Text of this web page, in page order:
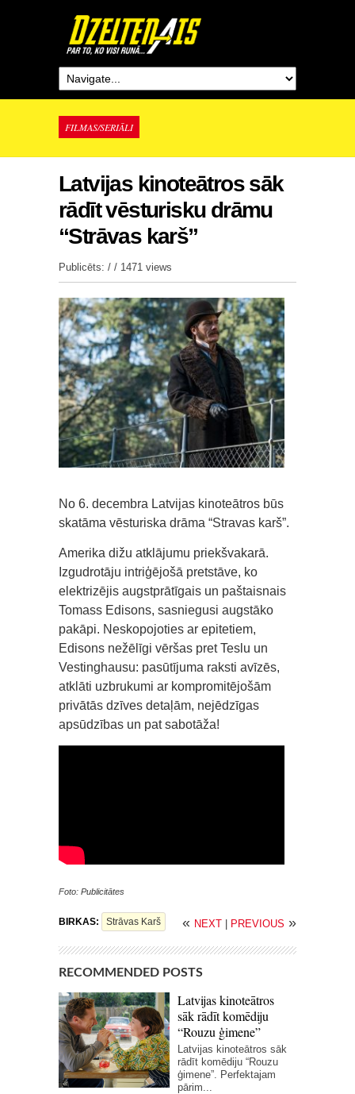
FILMAS/SERIĀLI
Latvijas kinoteātros sāk
rādīt vēsturisku drāmu
“Strāvas karš”
Publicēts: / / 1471 views
No 6. decembra Latvijas kinoteātros būs
skatāma vēsturiska drāma “Stravas karš”.
Amerika dižu atklājumu priekšvakarā.
Izgudrotāju intriģējošā pretstāve, ko
elektrizējis augstprātīgais un paštaisnais
Tomass Edisons, sasniegusi augstāko
pakāpi. Neskopojoties ar epitetiem,
Edisons nežēlīgi vēršas pret Teslu un
Vestinghausu: pasūtījuma raksti avīzēs,
atklāti uzbrukumi ar kompromitējošām
privātās dzīves detaļām, nejēdzīgas
apsūdzības un pat sabotāža!
Foto: Publicitātes
BIRKAS: Strāvas Karš « NEXT PREVIOUS »
RECOMMENDED POSTS
Latvijas kinoteātros
sāk rādīt komēdiju
“Rouzu ģimene”
Latvijas kinoteātros sāk
rādīt komēdiju “Rouzu
ģimene”. Perfektajam
pārim...